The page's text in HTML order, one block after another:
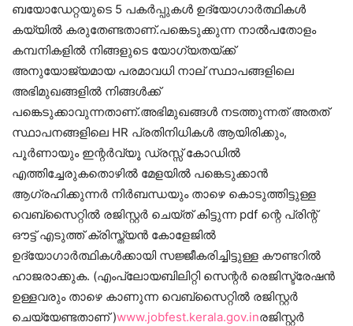
ബയോഡേറ്റയുടെ 5 പകർപ്പുകൾ ഉദ്യോഗാർത്ഥികൾ
കയ്യിൽ കരുതേണ്ടതാണ്.പങ്കെടുക്കുന്ന നാൽപതോളം
കമ്പനികളിൽ നിങ്ങളുടെ യോഗ്യതയ്ക്ക്
അനുയോജ്യമായ പരമാവധി നാല് സ്ഥാപങ്ങളിലെ
അഭിമുഖങ്ങളിൽ നിങ്ങൾക്ക്
പങ്കെടുക്കാവുന്നതാണ്‌.അഭിമുഖങ്ങൾ നടത്തുന്നത് അതത്
സ്ഥാപനങ്ങളിലെ HR പ്രതിനിധികൾ ആയിരിക്കും,
പൂർണായും ഇന്റർവ്യൂ ഡ്രസ്സ്‌ കോഡിൽ
എത്തിച്ചേരുകതൊഴിൽ മേളയിൽ പങ്കെടുക്കാൻ
ആഗ്രഹിക്കുന്നർ നിർബന്ധയും താഴെ കൊടുത്തിട്ടുള്ള
വെബ്സൈറ്റിൽ രജിസ്റ്റർ ചെയ്ത് കിട്ടുന്ന pdf ന്റെ പ്രിന്റ്
ഔട്ട്‌ എടുത്ത് ക്രിസ്ത്യൻ കോളേജിൽ
ഉദ്യോഗാർത്ഥികൾക്കായി സജ്ജീകരിച്ചിട്ടുള്ള കൗണ്ടറിൽ
ഹാജരാക്കുക. (എംപ്ലോയബിലിറ്റി സെന്റർ രെജിസ്ട്രേഷൻ
ഉള്ളവരും താഴെ കാണുന്ന വെബ്സൈറ്റിൽ രജിസ്റ്റർ
ചെയ്യേണ്ടതാണ് )www.jobfest.kerala.gov.inരജിസ്റ്റർ